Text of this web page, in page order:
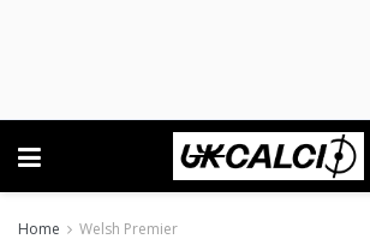
Home Welsh Premier